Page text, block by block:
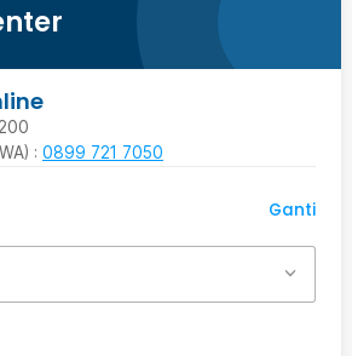
: 0899 721 7050
Ganti